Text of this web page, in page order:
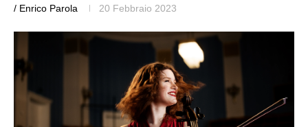
/ Enrico Parola 20 Febbraio 2023